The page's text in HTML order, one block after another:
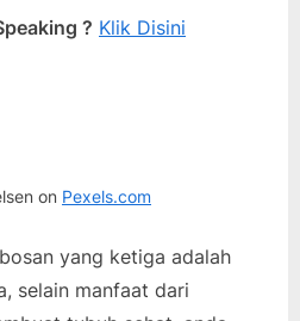
? Klik Disini
on Pexels.com
yang ketiga adalah
selain manfaat dari